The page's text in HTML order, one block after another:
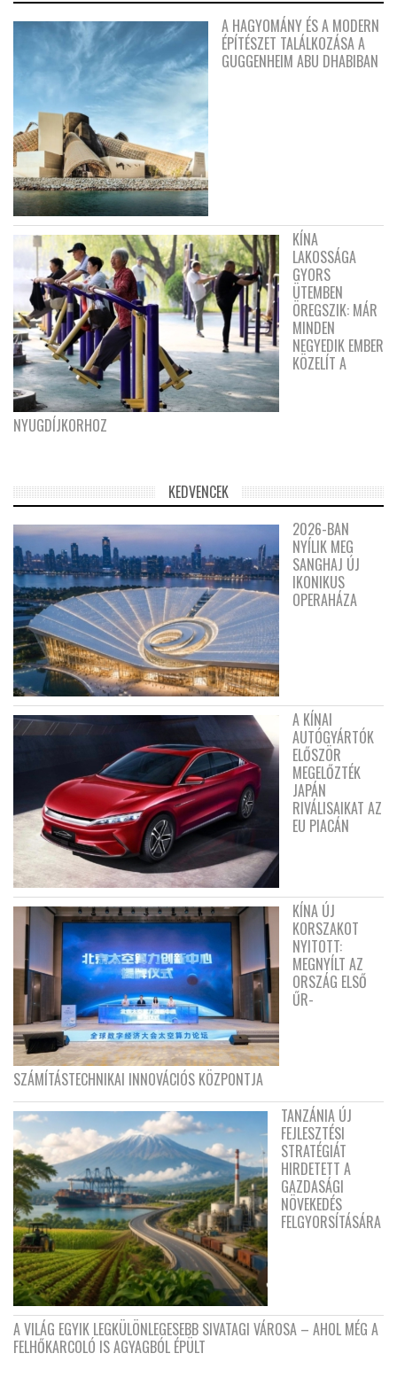
A HAGYOMÁNY ÉS A MODERN
ÉPÍTÉSZET TALÁLKOZÁSA A
GUGGENHEIM ABU DHABIBAN
KÍNA
LAKOSSÁGA
GYORS
ÜTEMBEN
ÖREGSZIK: MÁR
MINDEN
NEGYEDIK EMBER
KÖZELÍT A
NYUGDÍJKORHOZ
KEDVENCEK
2026-BAN
NYÍLIK MEG
SANGHAJ ÚJ
IKONIKUS
OPERAHÁZA
A KÍNAI
AUTÓGYÁRTÓK
ELŐSZÖR
MEGELŐZTÉK
JAPÁN
RIVÁLISAIKAT AZ
EU PIACÁN
KÍNA ÚJ
KORSZAKOT
NYITOTT:
MEGNYÍLT AZ
ORSZÁG ELSŐ
ŰR-
SZÁMÍTÁSTECHNIKAI INNOVÁCIÓS KÖZPONTJA
TANZÁNIA ÚJ
FEJLESZTÉSI
STRATÉGIÁT
HIRDETETT A
GAZDASÁGI
NÖVEKEDÉS
FELGYORSÍTÁSÁRA
A VILÁG EGYIK LEGKÜLÖNLEGESEBB SIVATAGI VÁROSA – AHOL MÉG A
FELHŐKARCOLÓ IS AGYAGBÓL ÉPÜLT